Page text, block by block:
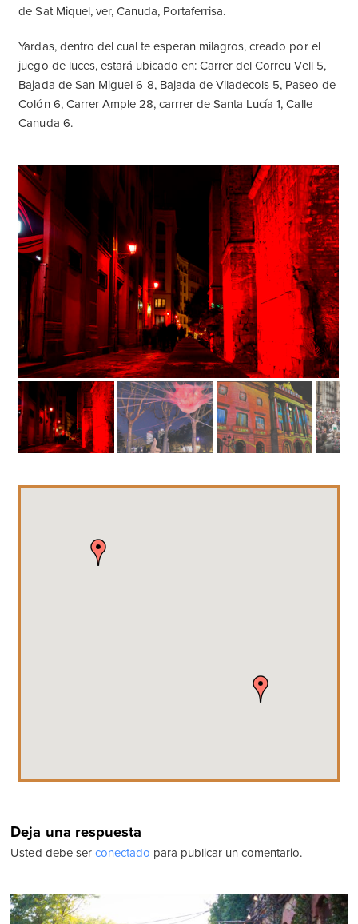
de Sat Miquel, ver, Canuda, Portaferrisa.
Yardas, dentro del cual te esperan milagros, creado por el
juego de luces, estará ubicado en: Carrer del Correu Vell 5,
Bajada de San Miguel 6-8, Bajada de Viladecols 5, Paseo de
Colón 6, Carrer Ample 28, carrrer de Santa Lucía 1, Calle
Canuda 6.
Deja una respuesta
Usted debe ser conectado para publicar un comentario.